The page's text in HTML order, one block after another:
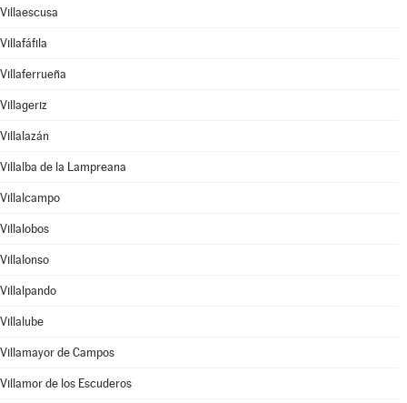
Villaescusa
Villafáfila
Villaferrueña
Villageriz
Villalazán
Villalba de la Lampreana
Villalcampo
Villalobos
Villalonso
Villalpando
Villalube
Villamayor de Campos
Villamor de los Escuderos